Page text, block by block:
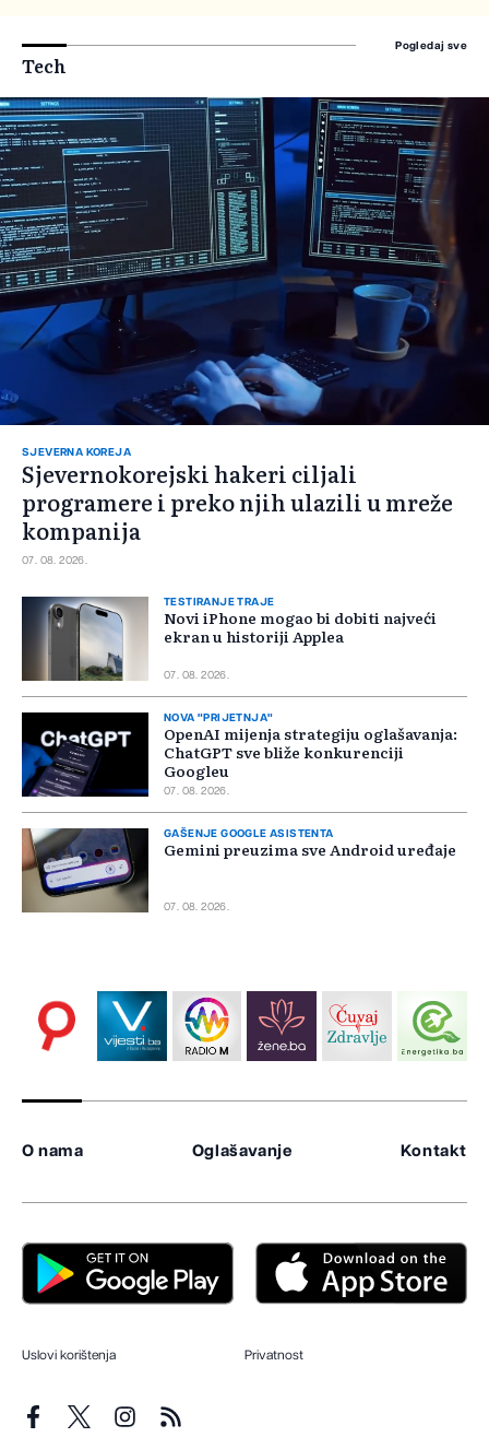
Pogledaj sve
Tech
SJEVERNA KOREJA
Sjevernokorejski hakeri ciljali
programere i preko njih ulazili u mreže
kompanija
07. 08. 2026.
TESTIRANJE TRAJE
Novi iPhone mogao bi dobiti najveći
ekran u historiji Applea
07. 08. 2026.
NOVA "PRIJETNJA"
OpenAI mijenja strategiju oglašavanja:
ChatGPT sve bliže konkurenciji
Googleu
07. 08. 2026.
GAŠENJE GOOGLE ASISTENTA
Gemini preuzima sve Android uređaje
07. 08. 2026.
O nama Oglašavanje Kontakt
Uslovi korištenja Privatnost